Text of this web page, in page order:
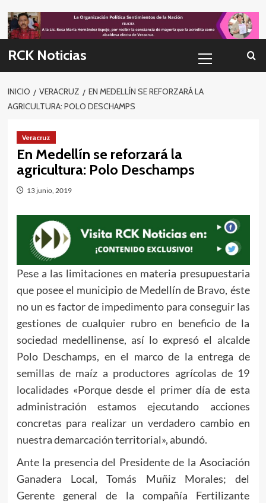
to
content
RCK Noticias
primario
INICIO VERACRUZ
EN MEDELLÍN SE REFORZARÁ LA
AGRICULTURA: POLO DESCHAMPS
Veracruz
En Medellín se reforzará la
agricultura: Polo Deschamps
13 junio, 2019
Pese a las limitaciones en materia presupuestaria
que posee el municipio de Medellín de Bravo, éste
no un es factor de impedimento para conseguir las
gestiones de cualquier rubro en beneficio de la
sociedad medellinense, así lo expresó el alcalde
Polo Deschamps, en el marco de la entrega de
semillas de maíz a productores agrícolas de 19
localidades «Porque desde el primer día de esta
administración estamos ejecutando acciones
concretas para realizar un verdadero cambio en
nuestra demarcación territorial», abundó.
Ante la presencia del Presidente de la Asociación
Ganadera Local, Tomás Muñiz Morales; del
Gerente general de la compañía Fertilizante